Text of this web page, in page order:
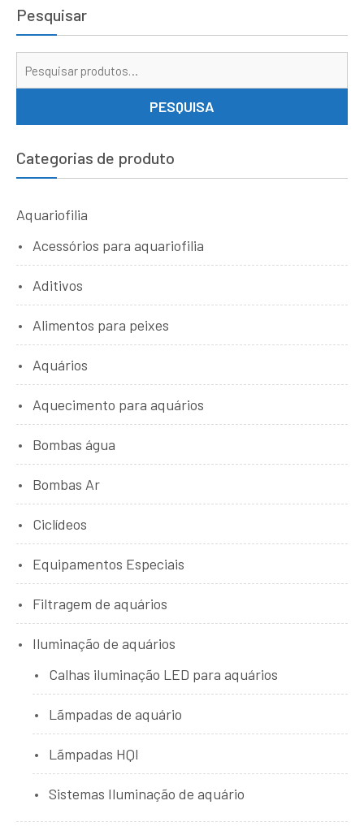
Pesquisar
PESQUISA
Categorias de produto
Aquariofilia
Acessórios para aquariofilia
Aditivos
Alimentos para peixes
Aquários
Aquecimento para aquários
Bombas água
Bombas Ar
Ciclídeos
Equipamentos Especiais
Filtragem de aquários
Iluminação de aquários
Calhas iluminação LED para aquários
Lãmpadas de aquário
Lãmpadas HQI
Sistemas Iluminação de aquário